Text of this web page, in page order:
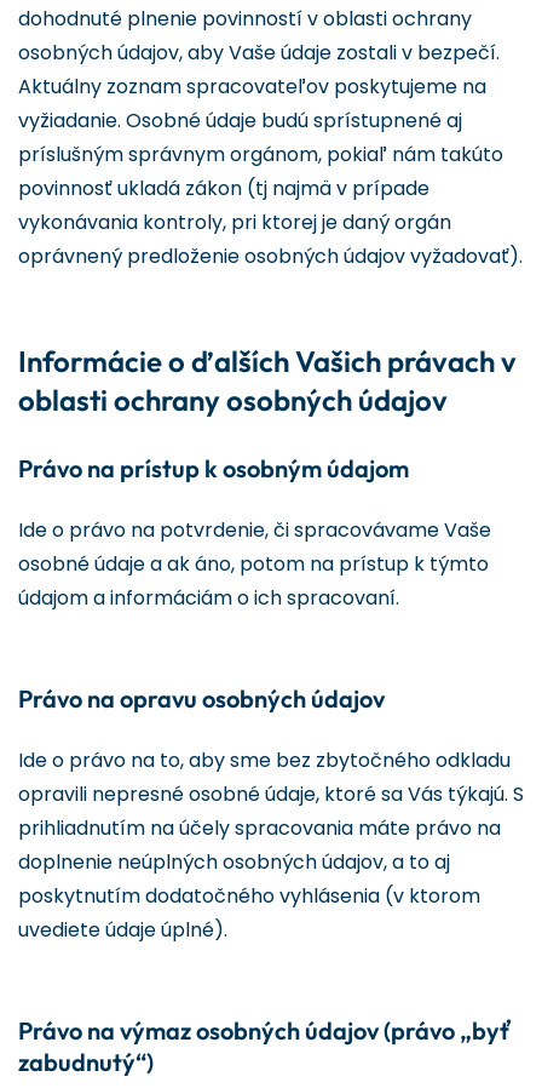
dohodnuté plnenie povinností v oblasti ochrany
osobných údajov, aby Vaše údaje zostali v bezpečí.
Aktuálny zoznam spracovateľov poskytujeme na
vyžiadanie. Osobné údaje budú sprístupnené aj
príslušným správnym orgánom, pokiaľ nám takúto
povinnosť ukladá zákon (tj najmä v prípade
vykonávania kontroly, pri ktorej je daný orgán
oprávnený predloženie osobných údajov vyžadovať).
Informácie o ďalších Vašich právach v
oblasti ochrany osobných údajov
Právo na prístup k osobným údajom
Ide o právo na potvrdenie, či spracovávame Vaše
osobné údaje a ak áno, potom na prístup k týmto
údajom a informáciám o ich spracovaní.
Právo na opravu osobných údajov
Ide o právo na to, aby sme bez zbytočného odkladu
opravili nepresné osobné údaje, ktoré sa Vás týkajú. S
prihliadnutím na účely spracovania máte právo na
doplnenie neúplných osobných údajov, a to aj
poskytnutím dodatočného vyhlásenia (v ktorom
uvediete údaje úplné).
Právo na výmaz osobných údajov (právo „byť
zabudnutý“)